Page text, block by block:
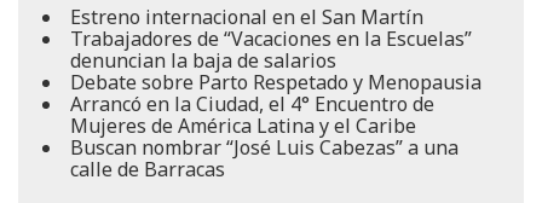
Estreno internacional en el San Martín
Trabajadores de “Vacaciones en la Escuelas”
denuncian la baja de salarios
Debate sobre Parto Respetado y Menopausia
Arrancó en la Ciudad, el 4° Encuentro de
Mujeres de América Latina y el Caribe
Buscan nombrar “José Luis Cabezas” a una
calle de Barracas